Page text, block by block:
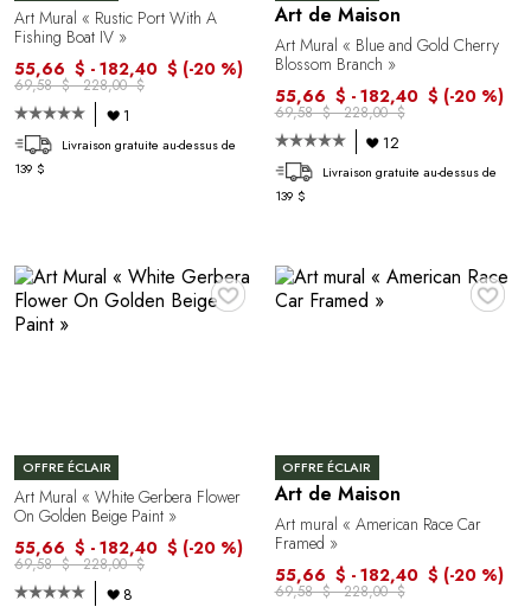
Art Mural « Rustic Port With A
Fishing Boat IV »
55,66 $ - 182,40 $ (-20 %)
69,58 $ - 228,00 $
1
Livraison gratuite au-dessus de
139 $
Art de Maison
Art Mural « Blue and Gold Cherry
Blossom Branch »
55,66 $ - 182,40 $ (-20 %)
69,58 $ - 228,00 $
12
Livraison gratuite au-dessus de
139 $
♥
OFFRE ÉCLAIR
Art Mural « White Gerbera Flower
On Golden Beige Paint »
55,66 $ - 182,40 $ (-20 %)
69,58 $ - 228,00 $
8
♥
OFFRE ÉCLAIR
Art de Maison
Art mural « American Race Car
Framed »
55,66 $ - 182,40 $ (-20 %)
69,58 $ - 228,00 $